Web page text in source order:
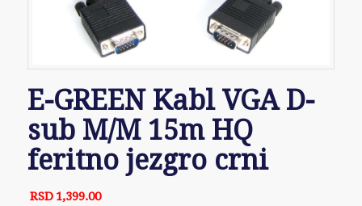
E-GREEN Kabl VGA D-
sub M/M 15m HQ
feritno jezgro crni
RSD 1,399.00